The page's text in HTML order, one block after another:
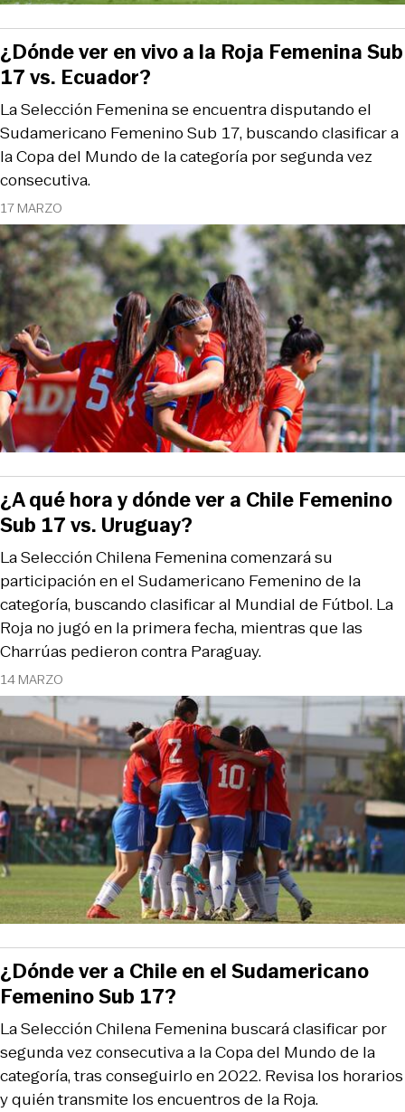
17 MARZO
La Selección Femenina se encuentra disputando el
Sudamericano Femenino Sub 17, buscando clasificar a
la Copa del Mundo de la categoría por segunda vez
consecutiva.
¿Dónde ver en vivo a la Roja Femenina Sub
17 vs. Ecuador?
14 MARZO
La Selección Chilena Femenina comenzará su
participación en el Sudamericano Femenino de la
categoría, buscando clasificar al Mundial de Fútbol. La
Roja no jugó en la primera fecha, mientras que las
Charrúas pedieron contra Paraguay.
¿A qué hora y dónde ver a Chile Femenino
Sub 17 vs. Uruguay?
La Selección Chilena Femenina buscará clasificar por
segunda vez consecutiva a la Copa del Mundo de la
categoría, tras conseguirlo en 2022. Revisa los horarios
y quién transmite los encuentros de la Roja.
¿Dónde ver a Chile en el Sudamericano
Femenino Sub 17?